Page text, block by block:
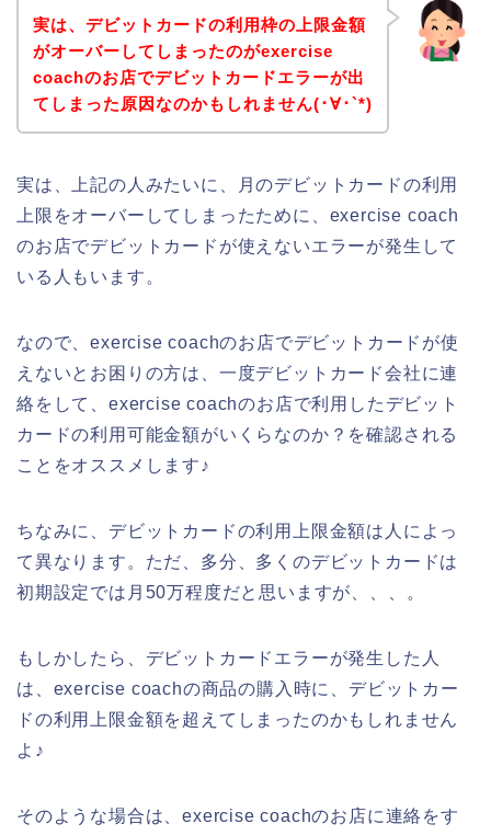
実は、デビットカードの利用枠の上限金額
がオーバーしてしまったのがexercise
coachのお店でデビットカードエラーが出
てしまった原因なのかもしれません(･∀･`*)
実は、上記の人みたいに、月のデビットカードの利用
上限をオーバーしてしまったために、exercise coach
のお店でデビットカードが使えないエラーが発生して
いる人もいます。
なので、exercise coachのお店でデビットカードが使
えないとお困りの方は、一度デビットカード会社に連
絡をして、exercise coachのお店で利用したデビット
カードの利用可能金額がいくらなのか？を確認される
ことをオススメします♪
ちなみに、デビットカードの利用上限金額は人によっ
て異なります。ただ、多分、多くのデビットカードは
初期設定では月50万程度だと思いますが、、、。
もしかしたら、デビットカードエラーが発生した人
は、exercise coachの商品の購入時に、デビットカー
ドの利用上限金額を超えてしまったのかもしれません
よ♪
そのような場合は、exercise coachのお店に連絡をす